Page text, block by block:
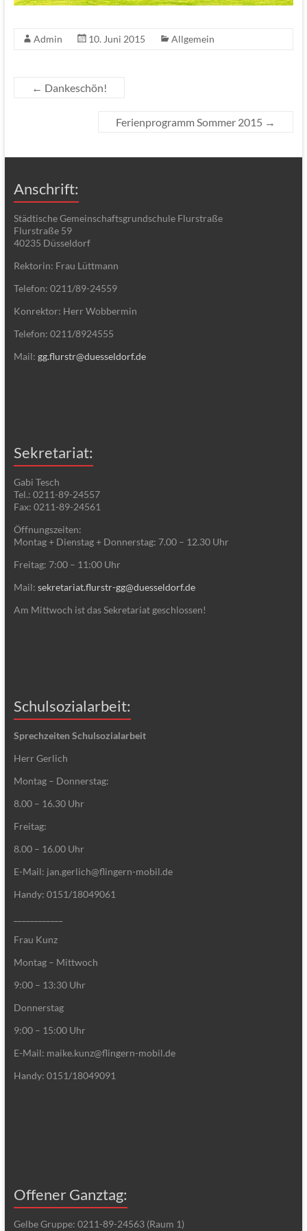
Admin 10. Juni 2015 Allgemein
← Dankeschön!
Ferienprogramm Sommer 2015 →
Anschrift:
Städtische Gemeinschaftsgrundschule Flurstraße
Flurstraße 59
40235 Düsseldorf
Rektorin: Frau Lüttmann
Telefon: 0211/89-24559
Konrektor: Herr Wobbermin
Telefon: 0211/8924555
Mail: gg.flurstr@duesseldorf.de
Sekretariat:
Gabi Tesch
Tel.: 0211-89-24557
Fax: 0211-89-24561
Öffnungszeiten:
Montag + Dienstag + Donnerstag: 7.00 – 12.30 Uhr
Freitag: 7:00 – 11:00 Uhr
Mail: sekretariat.flurstr-gg@duesseldorf.de
Am Mittwoch ist das Sekretariat geschlossen!
Schulsozialarbeit:
Sprechzeiten Schulsozialarbeit
Herr Gerlich
Montag – Donnerstag:
8.00 – 16.30 Uhr
Freitag:
8.00 – 16.00 Uhr
E-Mail: jan.gerlich@flingern-mobil.de
Handy: 0151/18049061
Frau Kunz
Montag – Mittwoch
9:00 – 13:30 Uhr
Donnerstag
9:00 – 15:00 Uhr
E-Mail: maike.kunz@flingern-mobil.de
Handy: 0151/18049091
Offener Ganztag:
Gelbe Gruppe: 0211-89-24563 (Raum 1)